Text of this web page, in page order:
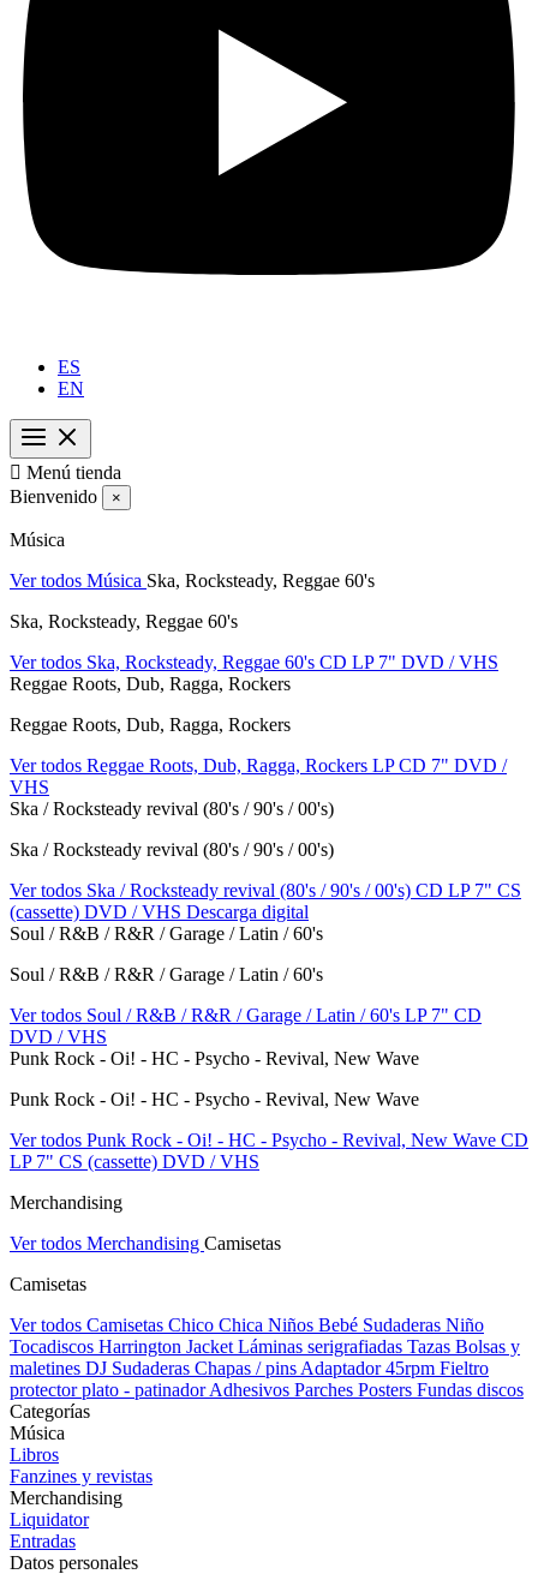
ES
EN
 Menú tienda
Bienvenido
×
Música
Ver todos Música Ska, Rocksteady, Reggae 60's
Ska, Rocksteady, Reggae 60's
Ver todos Ska, Rocksteady, Reggae 60's CD LP 7" DVD / VHS
Reggae Roots, Dub, Ragga, Rockers
Reggae Roots, Dub, Ragga, Rockers
Ver todos Reggae Roots, Dub, Ragga, Rockers LPCD 7" DVD /
VHS
Ska / Rocksteady revival (80's / 90's / 00's)
Ska / Rocksteady revival (80's / 90's / 00's)
Ver todos Ska / Rocksteady revival (80's / 90's / 00's) CD LP 7" CS
(cassette) DVD / VHS Descarga digital
Soul / R&B / R&R / Garage / Latin / 60's
Soul / R&B / R&R / Garage / Latin / 60's
Ver todos Soul / R&B / R&R / Garage / Latin / 60's LP 7" CD
DVD / VHS
Punk Rock - Oi! - HC - Psycho - Revival, New Wave
Punk Rock - Oi! - HC - Psycho - Revival, New Wave
Ver todos Punk Rock - Oi! - HC - Psycho - Revival, New Wave CD
LP 7" CS (cassette) DVD / VHS
Merchandising
Ver todos Merchandising Camisetas
Camisetas
Ver todos Camisetas Chico Chica Niños Bebé Sudaderas Niño
Tocadiscos Harrington Jacket Láminas serigrafiadas Tazas Bolsas y
maletines DJ Sudaderas Chapas / pins Adaptador 45rpm Fieltro
protector plato - patinadorAdhesivos Parches Posters Fundas discos
Categorías
Música
Libros
Fanzines y revistas
Merchandising
Liquidator
Entradas
Datos personales